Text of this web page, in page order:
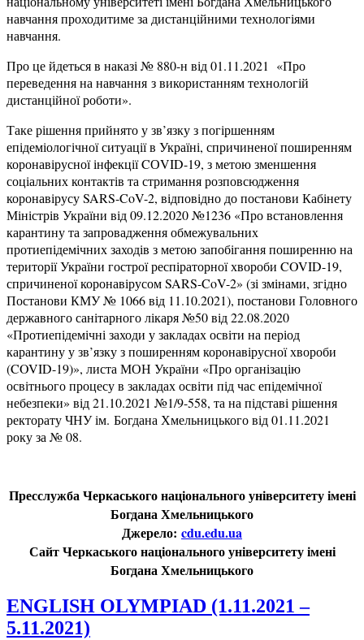
навчання проходитиме за дистанційними технологіями
навчання.
Про це йдеться в наказі № 880-н від 01.11.2021 «Про
переведення на навчання з використанням технологій
дистанційної роботи».
Таке рішення прийнято у зв’язку з погіршенням
епідеміологічної ситуації в Україні, спричиненої поширенням
коронавірусної інфекції CОVID-19, з метою зменшення
соціальних контактів та стримання розповсюдження
коронавірусу SARS-CoV-2, відповідно до постанови Кабінету
Міністрів України від 09.12.2020 №1236 «Про встановлення
карантину та запровадження обмежувальних
протиепідемічних заходів з метою запобігання поширенню на
території України гострої респіраторної хвороби COVID-19,
спричиненої коронавірусом SARS-CoV-2» (зі змінами, згідно
Постанови КМУ № 1066 від 11.10.2021), постанови Головного
державного санітарного лікаря №50 від 22.08.2020
«Протиепідемічні заходи у закладах освіти на період
карантину у зв’язку з поширенням коронавірусної хвороби
(COVID-19)», листа МОН України «Про організацію
освітнього процесу в закладах освіти під час епідемічної
небезпеки» від 21.10.2021 №1/9-558, та на підставі рішення
ректорату ЧНУ ім. Богдана Хмельницького від 01.11.2021
року за № 08.
Пресслужба Черкаського національного університету імені
Богдана Хмельницького
Джерело: cdu.edu.ua
Сайт Черкаського національного університету імені
Богдана Хмельницького
ENGLISH OLYMPIAD (1.11.2021 –
5.11.2021)